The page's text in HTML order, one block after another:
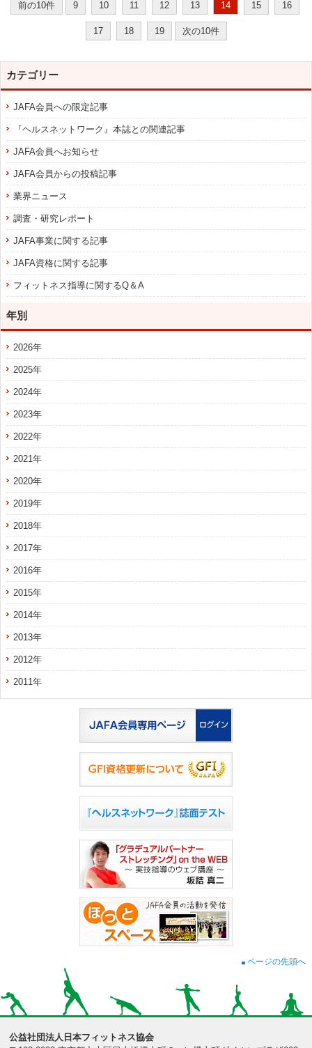
前の10件 9 10 11 12 13 14 15 16
17 18 19 次の10件
カテゴリー
JAFA会員への限定記事
『ヘルスネットワーク』本誌との関連記事
JAFA会員へお知らせ
JAFA会員からの投稿記事
業界ニュース
調査・研究レポート
JAFA事業に関する記事
JAFA資格に関する記事
フィットネス指導に関するQ＆A
年別
2026年
2025年
2024年
2023年
2022年
2021年
2020年
2019年
2018年
2017年
2016年
2015年
2014年
2013年
2012年
2011年
ページの先頭へ
公益社団法人日本フィットネス協会